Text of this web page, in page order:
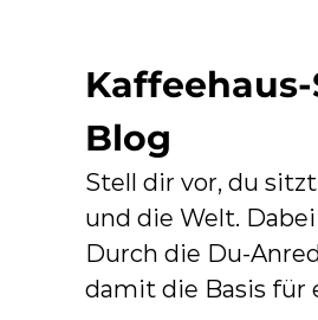
Blog
Stell dir vor, du
und die Welt.
Durch die Du-
damit die Basis für